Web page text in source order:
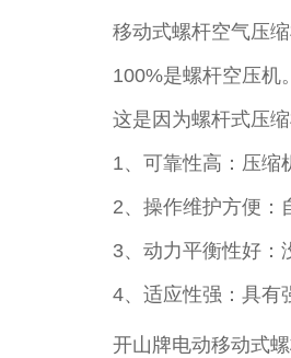
移动式螺杆空气压
100%是螺杆空压机
这是因为螺杆式压
1、可靠性高：压缩
2、操作维护方便：
3、动力平衡性好：
4、适应性强：具有
开山牌电动移动式